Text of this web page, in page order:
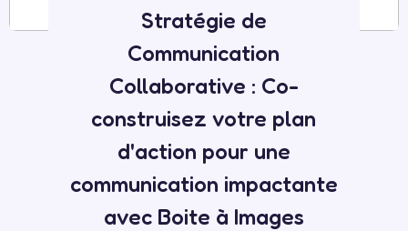
Stratégie de
Communication
Collaborative : Co-
construisez votre plan
d'action pour une
communication impactante
avec Boite à Images